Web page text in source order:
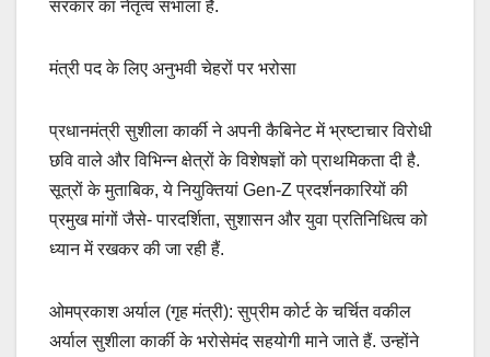
सरकार का नेतृत्व संभाला है.
मंत्री पद के लिए अनुभवी चेहरों पर भरोसा
प्रधानमंत्री सुशीला कार्की ने अपनी कैबिनेट में भ्रष्टाचार विरोधी
छवि वाले और विभिन्न क्षेत्रों के विशेषज्ञों को प्राथमिकता दी है.
सूत्रों के मुताबिक, ये नियुक्तियां Gen-Z प्रदर्शनकारियों की
प्रमुख मांगों जैसे- पारदर्शिता, सुशासन और युवा प्रतिनिधित्व को
ध्यान में रखकर की जा रही हैं.
ओमप्रकाश अर्याल (गृह मंत्री): सुप्रीम कोर्ट के चर्चित वकील
अर्याल सुशीला कार्की के भरोसेमंद सहयोगी माने जाते हैं. उन्होंने